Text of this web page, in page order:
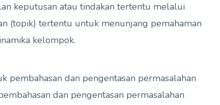
keputusan atau tindakan tertentu melalui
(topik) tertentu untuk menunjang pemahaman
kelompok.
pembahasan dan pengentasan permasalahan
dan pengentasan permasalahan